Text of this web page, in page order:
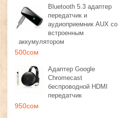
Bluetooth 5.3 адаптер
передатчик и
аудиоприемник AUX со
встроенным
аккумулятором
500сом
Адаптер Google
Chromecast
беспроводной HDMI
передатчик
950сом